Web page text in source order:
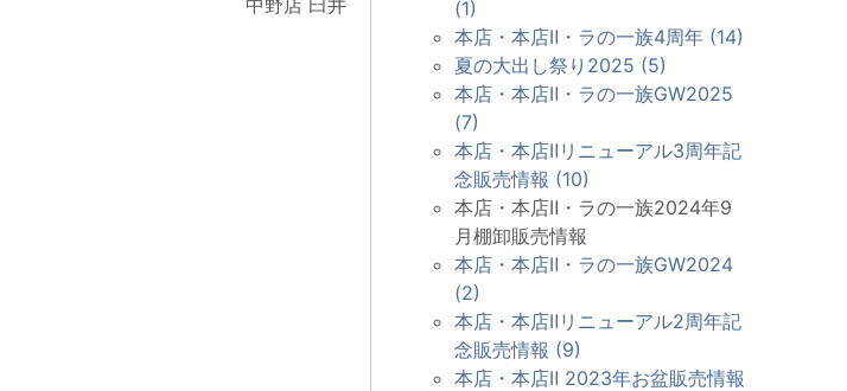
(1)
本店・本店Ⅱ・ラの一族4周年 (14)
夏の大出し祭り2025 (5)
本店・本店Ⅱ・ラの一族GW2025
(7)
本店・本店Ⅱリニューアル3周年記
念販売情報 (10)
本店・本店Ⅱ・ラの一族2024年9
月棚卸販売情報
本店・本店Ⅱ・ラの一族GW2024
(2)
本店・本店Ⅱリニューアル2周年記
念販売情報 (9)
本店・本店Ⅱ 2023年お盆販売情報